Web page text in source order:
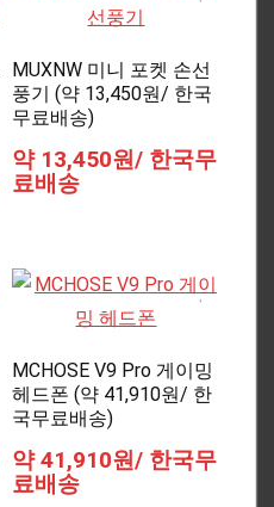
MUXNW 미니 포켓 손선
풍기 (약 13,450원/ 한국
무료배송)
약 13,450원/ 한국무
료배송
MCHOSE V9 Pro 게이밍
헤드폰 (약 41,910원/ 한
국무료배송)
약 41,910원/ 한국무
료배송